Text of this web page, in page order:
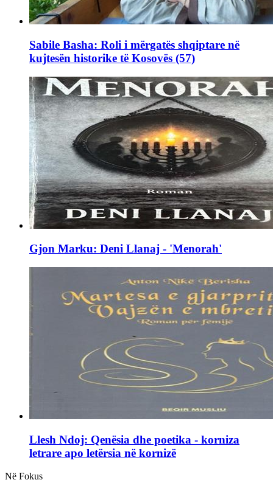
Sabile Basha: Roli i mërgatës shqiptare në
kujtesën historike të Kosovës (57)
Gjon Marku: Deni Llanaj - 'Menorah'
Llesh Ndoj: Qenësia dhe poetika - korniza
letrare apo letërsia në kornizë
Në Fokus